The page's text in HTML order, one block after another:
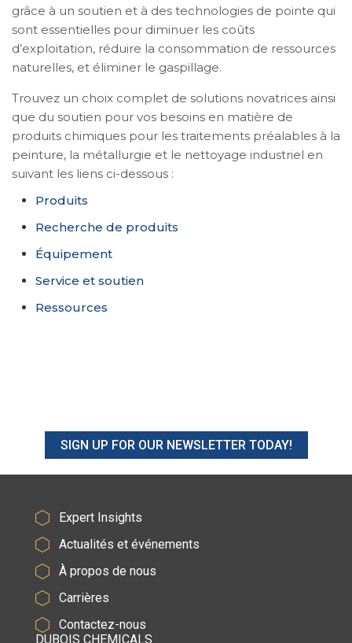
grâce à un soutien et à des technologies de pointe qui
sont essentielles pour diminuer les coûts
d’exploitation, réduire la consommation de ressources
naturelles, et éliminer le gaspillage.
Trouvez un choix complet de solutions novatrices ainsi
que du soutien pour vos besoins en matière de
produits chimiques pour les traitements préalables à la
peinture, la métallurgie et le nettoyage industriel en
suivant les liens ci-dessous :
Produits
Recherche de produits
Équipement
Service et soutien
Ressources
SIGN UP FOR OUR NEWSLETTER TODAY!
Expert Insights
Actualités et événements
À propos de nous
Carrières
Contactez-nous
DUBOIS CHEMICALS